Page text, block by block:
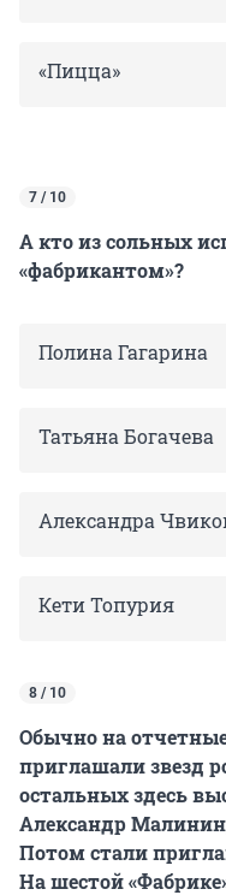
«Пицца»
7 / 10
А кто из сольных
«фабрикантом»?
Полина Гагарина
Татьяна Богачева
Александра
Кети Топурия
8 / 10
Обычно на
приглашали звезд
остальных здесь
Александр
Потом стали
На шестой